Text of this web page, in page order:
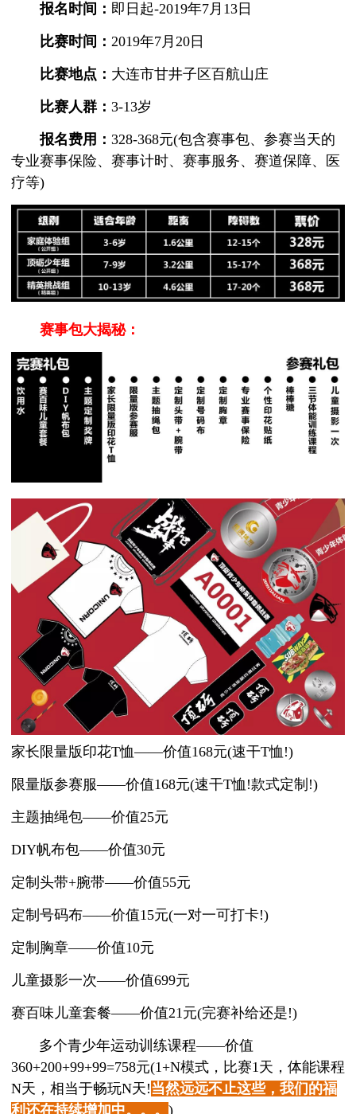
报名时间： 即日起-2019年7月13日
比赛时间： 2019年7月20日
比赛地点： 大连市甘井子区百航山庄
比赛人群： 3-13岁
报名费用： 328-368元(包含赛事包、参赛当天的
专业赛事保险、赛事计时、赛事服务、赛道保障、医
疗等)
赛事包大揭秘：
家长限量版印花T恤——价值168元(速干T恤!)
限量版参赛服——价值168元(速干T恤!款式定制!)
主题抽绳包——价值25元
DIY帆布包——价值30元
定制头带+腕带——价值55元
定制号码布——价值15元(一对一可打卡!)
定制胸章——价值10元
儿童摄影一次——价值699元
赛百味儿童套餐——价值21元(完赛补给还是!)
多个青少年运动训练课程——价值
360+200+99+99=758元(1+N模式，比赛1天，体能课程
N天，相当于畅玩N天!当然远远不止这些，我们的福
利还在持续增加中。。。 )